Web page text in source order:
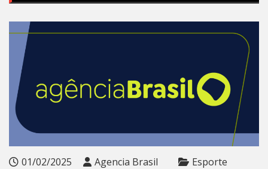
01/02/2025 Agencia Brasil Esporte